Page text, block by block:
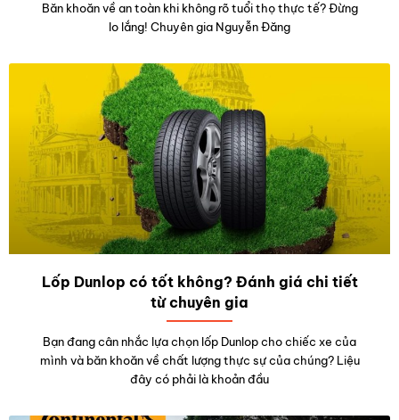
Băn khoăn về an toàn khi không rõ tuổi thọ thực tế? Đừng
lo lắng! Chuyên gia Nguyễn Đăng
Lốp Dunlop có tốt không? Đánh giá chi tiết
từ chuyên gia
Bạn đang cân nhắc lựa chọn lốp Dunlop cho chiếc xe của
mình và băn khoăn về chất lượng thực sự của chúng? Liệu
đây có phải là khoản đầu